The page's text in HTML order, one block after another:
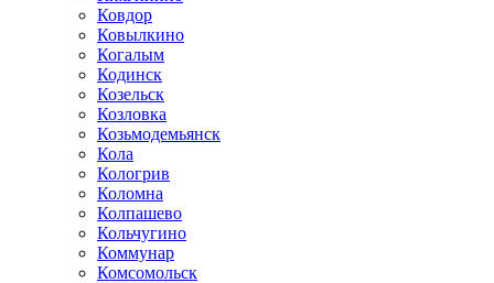
Ковдор
Ковылкино
Когалым
Кодинск
Козельск
Козловка
Козьмодемьянск
Кола
Кологрив
Коломна
Колпашево
Кольчугино
Коммунар
Комсомольск